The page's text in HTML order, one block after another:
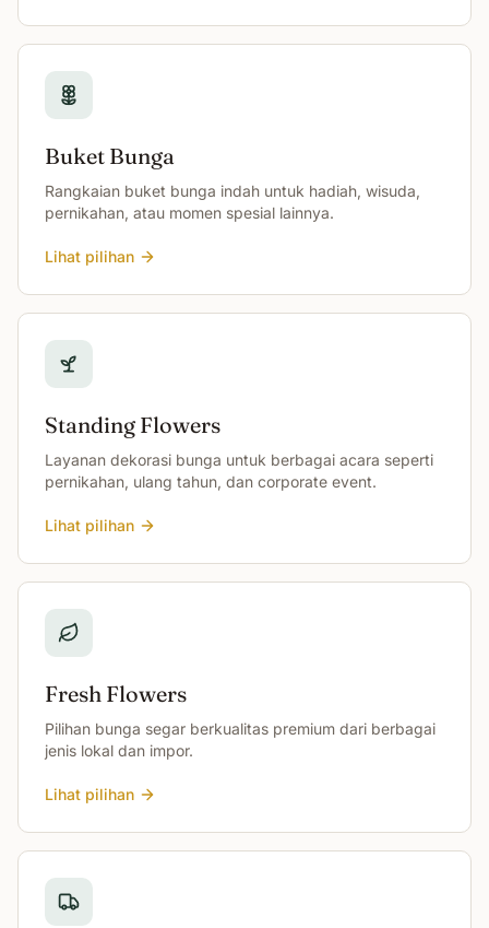
Buket Bunga
Rangkaian buket bunga indah untuk hadiah, wisuda,
pernikahan, atau momen spesial lainnya.
Lihat pilihan
Standing Flowers
Layanan dekorasi bunga untuk berbagai acara seperti
pernikahan, ulang tahun, dan corporate event.
Lihat pilihan
Fresh Flowers
Pilihan bunga segar berkualitas premium dari berbagai
jenis lokal dan impor.
Lihat pilihan